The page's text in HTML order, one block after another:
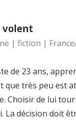
volent
| fiction |
de 23 ans,
que très peu est
Choisir de lui
La décision doit